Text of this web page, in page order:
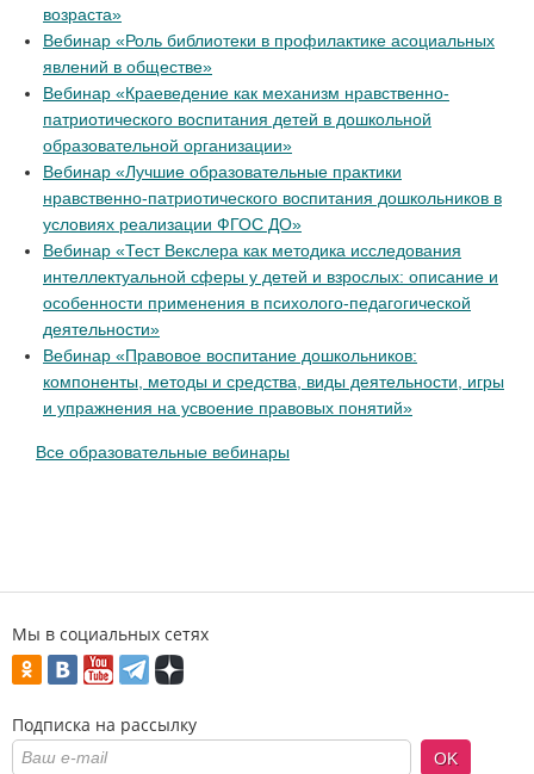
возраста»
Вебинар «Роль библиотеки в профилактике асоциальных
явлений в обществе»
Вебинар «Краеведение как механизм нравственно-
патриотического воспитания детей в дошкольной
образовательной организации»
Вебинар «Лучшие образовательные практики
нравственно-патриотического воспитания дошкольников в
условиях реализации ФГОС ДО»
Вебинар «Тест Векслера как методика исследования
интеллектуальной сферы у детей и взрослых: описание и
особенности применения в психолого-педагогической
деятельности»
Вебинар «Правовое воспитание дошкольников:
компоненты, методы и средства, виды деятельности, игры
и упражнения на усвоение правовых понятий»
Все образовательные вебинары
Мы в социальных сетях
Подписка на рассылку
OK